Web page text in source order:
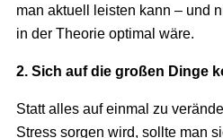
man aktuell leisten kann – und
in der Theorie optimal wäre.
2. Sich auf die großen Dinge
Statt alles auf einmal zu
Stress sorgen wird, sollte man